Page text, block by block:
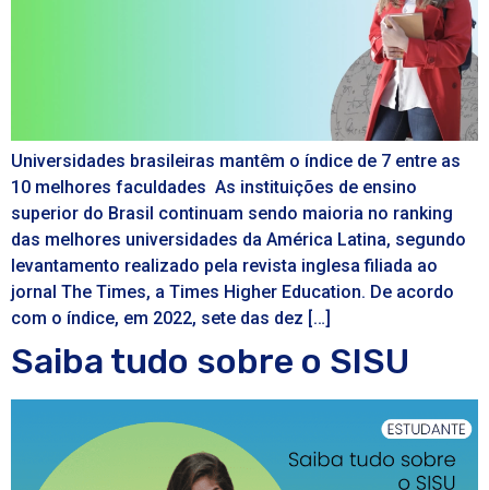
Universidades brasileiras mantêm o índice de 7 entre as
10 melhores faculdades As instituições de ensino
superior do Brasil continuam sendo maioria no ranking
das melhores universidades da América Latina, segundo
levantamento realizado pela revista inglesa filiada ao
jornal The Times, a Times Higher Education. De acordo
com o índice, em 2022, sete das dez […]
Saiba tudo sobre o SISU